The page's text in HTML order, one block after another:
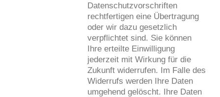
Datenschutzvorschriften
rechtfertigen eine Übertragung
oder wir dazu gesetzlich
verpflichtet sind. Sie können
Ihre erteilte Einwilligung
jederzeit mit Wirkung für die
Zukunft widerrufen. Im Falle des
Widerrufs werden Ihre Daten
umgehend gelöscht. Ihre Daten